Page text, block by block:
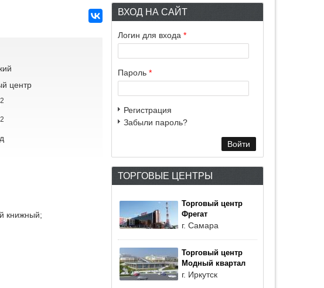
центр
2
2
книжный;
ВХОД НА САЙТ
Логин для входа *
Пароль *
Регистрация
Забыли пароль?
ТОРГОВЫЕ ЦЕНТРЫ
Торговый центр
Фрегат
г. Самара
Торговый центр
Модный квартал
г. Иркутск